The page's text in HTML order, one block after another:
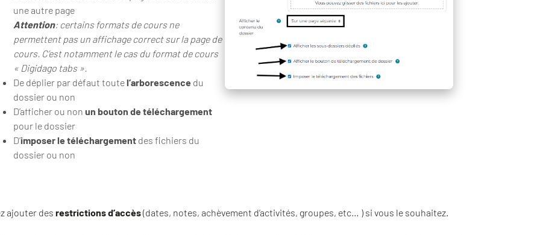
une autre page
Attention: certains formats de cours ne
permettent pas un affichage correct sur la page de
cours. C’est notamment le cas du format de cours
« Digidago tabs ».
De déplier par défaut toutel’arborescence du
dossier ou non
D’afficher ou non un bouton de téléchargement
pour le dossier
D’imposer le téléchargement des fichiers du
dossier ou non
ajouter des restrictions d’accès(dates, notes, achèvement d’activités, groupes, etc… ) si vous le souhaitez.